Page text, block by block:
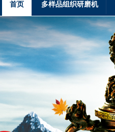
首页 多样品组织研磨机